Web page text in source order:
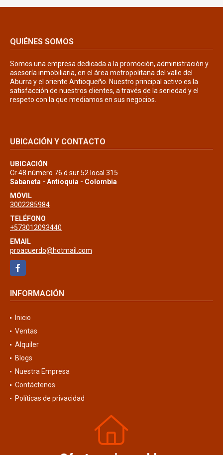
QUIÉNES SOMOS
Somos una empresa dedicada a la promoción, administración y
asesoría inmobiliaria, en el área metropolitana del valle del
Aburra y el oriente Antioqueño. Nuestro principal activo es la
satisfacción de nuestros clientes, a través de la seriedad y el
respeto con la que mediamos en sus negocios.
UBICACIÓN Y CONTACTO
UBICACIÓN
Cr 48 número 76 d sur 52 local 315
Sabaneta - Antioquia - Colombia
MÓVIL
3002285984
TELÉFONO
+573012093440
EMAIL
proacuerdo@hotmail.com
Facebook
INFORMACIÓN
Inicio
Ventas
Alquiler
Blogs
Nuestra Empresa
Contáctenos
Políticas de privacidad